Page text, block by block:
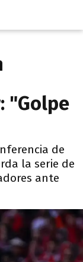
"Golpe
de
la serie de
ante